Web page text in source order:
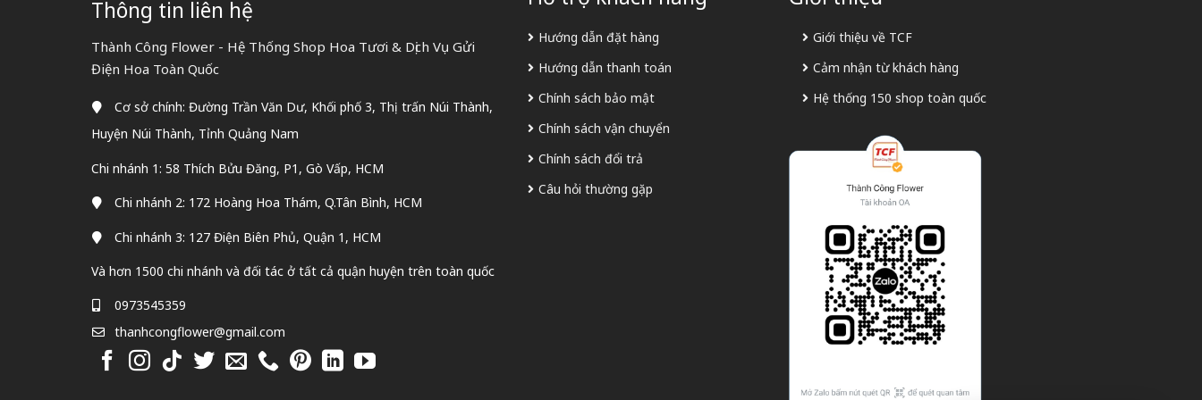
Thông tin liên hệ
Thành Công Flower - Hệ Thống Shop Hoa Tươi & Dịch Vụ Gửi
Điện Hoa Toàn Quốc
Cơ sở chính: Đường Trần Văn Dư, Khối phố 3, Thị trấn Núi Thành,
Huyện Núi Thành, Tỉnh Quảng Nam
Chi nhánh 1: 58 Thích Bửu Đăng, P1, Gò Vấp, HCM
Chi nhánh 2: 172 Hoàng Hoa Thám, Q.Tân Bình, HCM
Chi nhánh 3: 127 Điện Biên Phủ, Quận 1, HCM
Và hơn 1500 chi nhánh và đối tác ở tất cả quận huyện trên toàn quốc
0973545359
thanhcongflower@gmail.com
Hướng dẫn đặt hàng
Hướng dẫn thanh toán
Chính sách bảo mật
Chính sách vận chuyển
Chính sách đổi trả
Câu hỏi thường gặp
Giới thiệu về TCF
Cảm nhận từ khách hàng
Hệ thống 150 shop toàn quốc